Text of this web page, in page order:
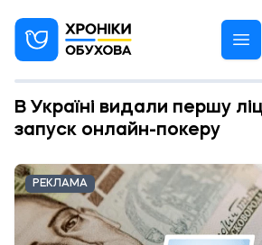
В Україні видали першу
запуск онлайн-покеру
РЕКЛАМА